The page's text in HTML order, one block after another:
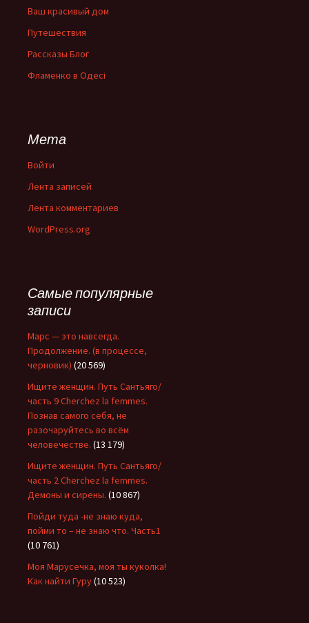
Ваш красивый дом
Путешествия
Рассказы Блог
Фламенко в Одесі
Мета
Войти
Лента записей
Лента комментариев
WordPress.org
Самые популярные
записи
Марс — это навсегда.
Продолжение. (в процессе,
черновик) (20 569)
Ищите женщин. Путь Сантьяго/
часть 9 Cherchez la femmes.
Познав самого себя, не
разочаруйтесь во всём
человечестве. (13 179)
Ищите женщин. Путь Сантьяго/
часть 2 Cherchez la femmes.
Демоны и сирены. (10 867)
Пойди туда -не знаю куда,
пойми то – не знаю что. Часть1
(10 761)
Моя Марусечка, моя ты куколка!
Как найти Гуру(10 523)